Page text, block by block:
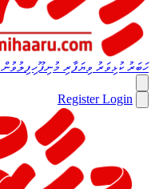
ހަބަރުކުޅިވަރު ވިޔަފާރި މުނިފޫހިފިލުވުން
RegisterLogin